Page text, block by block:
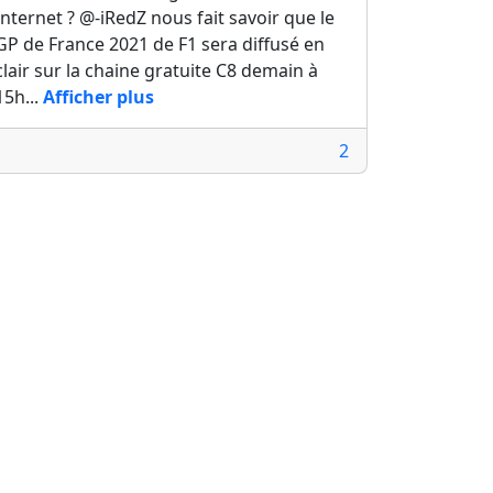
? @-iRedZ nous fait savoir que le
de France 2021 de F1 sera diffusé en
sur la chaine gratuite C8 demain à
Afficher plus
2